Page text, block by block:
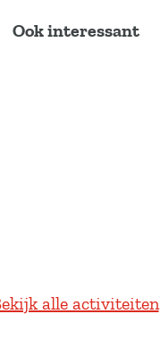
Ook interessant
alle activiteiten